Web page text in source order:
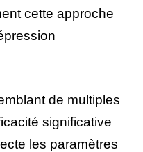
cette approche
de multiples
significative
les paramètres